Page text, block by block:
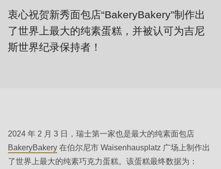
of
modules/custom/rondo_contact/src/ContactService.php
Deprecated
parameter
#1
($string)
衷心祝贺新秀面包店“BakeryBakery”制作出
了世界上最大的纯素蛋糕，并被认可为吉尼
斯世界纪录保持者！
2024 年 2 月 3 日，瑞士第一家也是最大的纯素面包店
BakeryBakery 在伯尔尼市 Waisenhausplatz 广场上制作出
了世界上最大的纯素巧克力蛋糕。该蛋糕最终数据为：